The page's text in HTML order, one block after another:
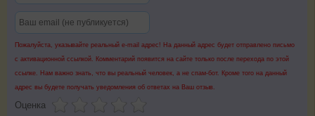
Пожалуйста, указывайте реальный e-mail адрес! На данный адрес будет отправлено письмо
с активационной ссылкой. Комментарий появится на сайте только после перехода по этой
ссылке. Нам важно знать, что вы реальный человек, а не спам-бот. Кроме того на данный
адрес вы будете получать уведомления об ответах на Ваш отзыв.
Оценка